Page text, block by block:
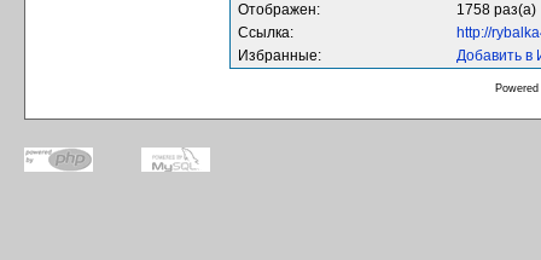
Отображен:
1758 раз(а)
Ссылка:
http://
Избранные:
Добавить в